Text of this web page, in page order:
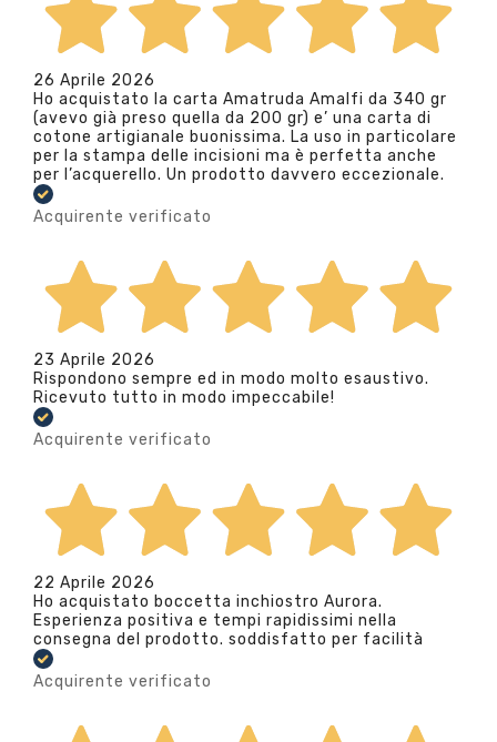
26 Aprile 2026
Ho acquistato la carta Amatruda Amalfi da 340 gr
(avevo già preso quella da 200 gr) e’ una carta di
cotone artigianale buonissima. La uso in particolare
per la stampa delle incisioni ma è perfetta anche
per l’acquerello. Un prodotto davvero eccezionale.
Acquirente verificato
23 Aprile 2026
Rispondono sempre ed in modo molto esaustivo.
Ricevuto tutto in modo impeccabile!
Acquirente verificato
22 Aprile 2026
Ho acquistato boccetta inchiostro Aurora.
Esperienza positiva e tempi rapidissimi nella
consegna del prodotto. soddisfatto per facilità
Acquirente verificato